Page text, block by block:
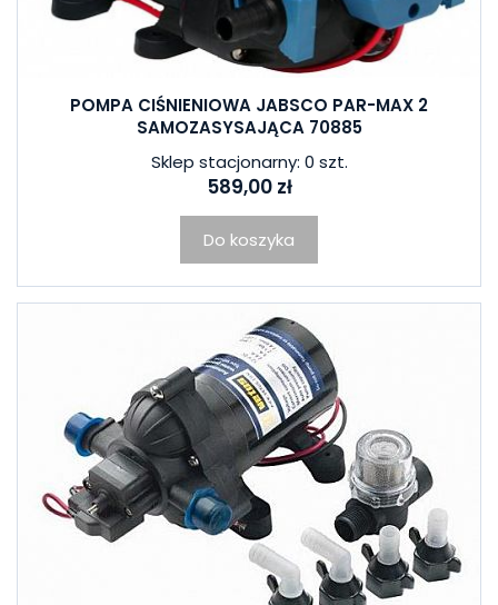
POMPA CIŚNIENIOWA JABSCO PAR-MAX 2
SAMOZASYSAJĄCA 70885
Sklep stacjonarny: 0 szt.
589,00 zł
Do koszyka